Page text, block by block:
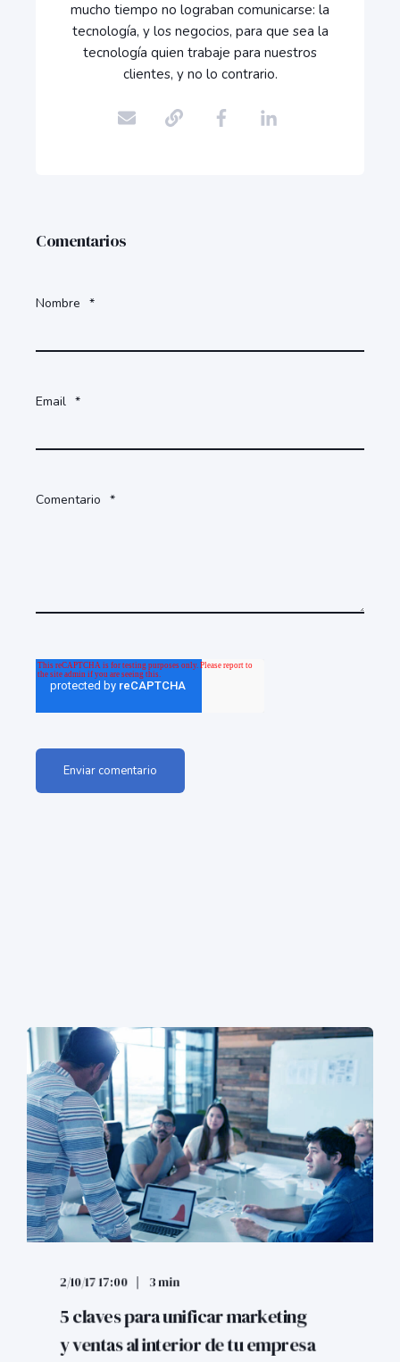
mucho tiempo no lograban comunicarse: la
tecnología, y los negocios, para que sea la
tecnología quien trabaje para nuestros
clientes, y no lo contrario.
Comentarios
Nombre *
Email *
Comentario *
2/10/17 17:00 3 min
5 claves para unificar marketing
y ventas al interior de tu empresa